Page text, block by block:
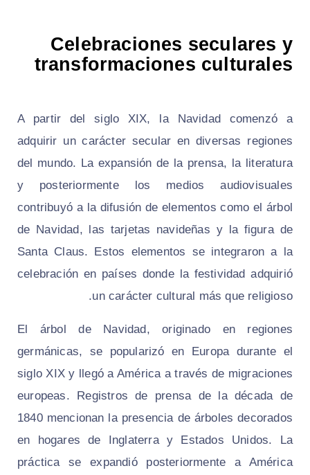
Celebraciones seculares y
transformaciones culturales
A partir del siglo XIX, la Navidad comenzó a
adquirir un carácter secular en diversas regiones
del mundo. La expansión de la prensa, la literatura
y posteriormente los medios audiovisuales
contribuyó a la difusión de elementos como el árbol
de Navidad, las tarjetas navideñas y la figura de
Santa Claus. Estos elementos se integraron a la
celebración en países donde la festividad adquirió
un carácter cultural más que religioso.
El árbol de Navidad, originado en regiones
germánicas, se popularizó en Europa durante el
siglo XIX y llegó a América a través de migraciones
europeas. Registros de prensa de la década de
1840 mencionan la presencia de árboles decorados
en hogares de Inglaterra y Estados Unidos. La
práctica se expandió posteriormente a América